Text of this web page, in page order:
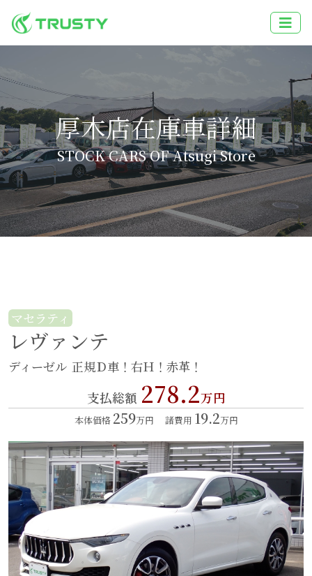
厚木店在庫車詳細
STOCK CARS OF Atsugi Store
マセラティ
レヴァンテ
ディーゼル 正規Ｄ車！右Ｈ！赤革！
支払総額 278.2万円
本体価格 259万円 諸費用 19.2万円